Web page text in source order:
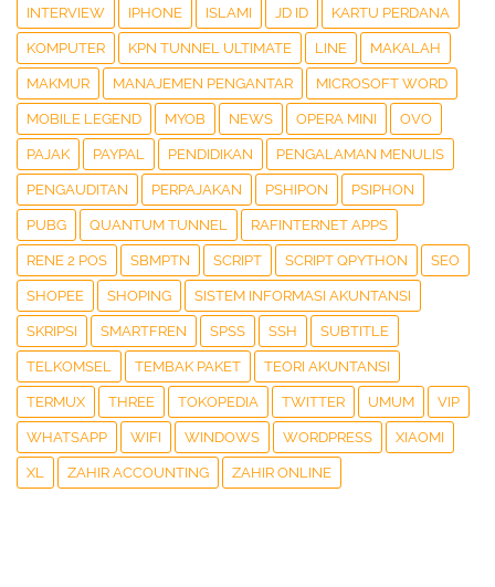
INTERVIEW IPHONE ISLAMI JD ID KARTU PERDANA
KOMPUTER KPN TUNNEL ULTIMATE LINE MAKALAH
MAKMUR MANAJEMEN PENGANTAR MICROSOFT WORD
MOBILE LEGEND MYOB NEWS OPERA MINI OVO
PAJAK PAYPAL PENDIDIKAN PENGALAMAN MENULIS
PENGAUDITAN PERPAJAKAN PSHIPON PSIPHON
PUBG QUANTUM TUNNEL RAFINTERNET APPS
RENE 2 POS SBMPTN SCRIPT SCRIPT QPYTHON SEO
SHOPEE SHOPING SISTEM INFORMASI AKUNTANSI
SKRIPSI SMARTFREN SPSS SSH SUBTITLE
TELKOMSEL TEMBAK PAKET TEORI AKUNTANSI
TERMUX THREE TOKOPEDIA TWITTER UMUM VIP
WHATSAPP WIFI WINDOWS WORDPRESS XIAOMI
XL ZAHIR ACCOUNTING ZAHIR ONLINE